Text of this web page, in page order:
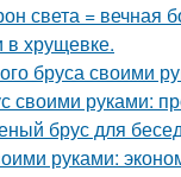
света = вечная
в хрущевке.
бруса своими
своими руками:
брус для
руками: